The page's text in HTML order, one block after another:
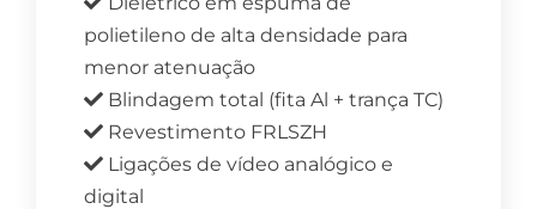
polietileno de alta densidade para
menor atenuação
Blindagem total (fita Al + trança TC)
Revestimento FRLSZH
Ligações de vídeo analógico e
digital